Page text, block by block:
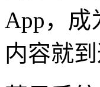
App，成
内容就到